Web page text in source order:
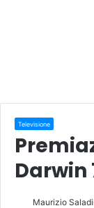
Televisione
Darwin
Maurizio